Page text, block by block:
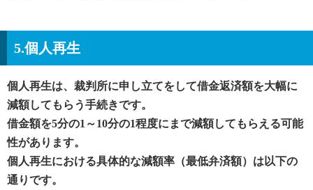
5.個人再生
個人再生は、裁判所に申し立てをして借金返済額を大幅に
減額してもらう手続きです。
借金額を5分の1～10分の1程度にまで減額してもらえる可能
性があります。
個人再生における具体的な減額率（最低弁済額）は以下の
通りです。